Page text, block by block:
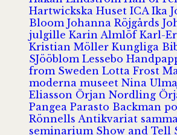
Hartwickska Huset ICA Ika
Bloom Johanna Röjgårds
julgille Karin Almlöf Karl-
Kristian Möller Kungliga
SJööblom Lessebo
from Sweden Lotta Frost
moderna museet Nina
Eliasson Örjan Nordling
Pangea Parasto Backman
Rönnells Antikvariat
seminarium Show and Tell